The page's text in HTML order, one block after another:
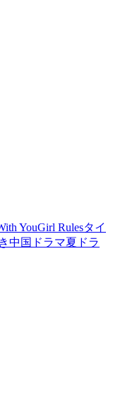
YouGirl Rulesタイ
中国ドラマ夏ドラ